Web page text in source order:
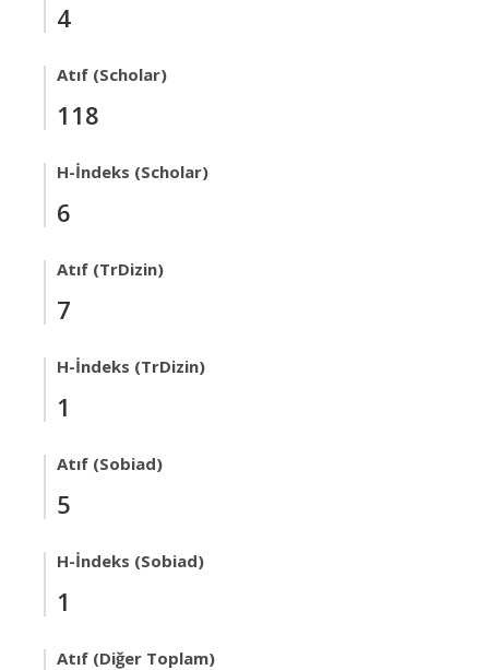
4
Atıf (Scholar)
118
H-İndeks (Scholar)
6
Atıf (TrDizin)
7
H-İndeks (TrDizin)
1
Atıf (Sobiad)
5
H-İndeks (Sobiad)
1
Atıf (Diğer Toplam)